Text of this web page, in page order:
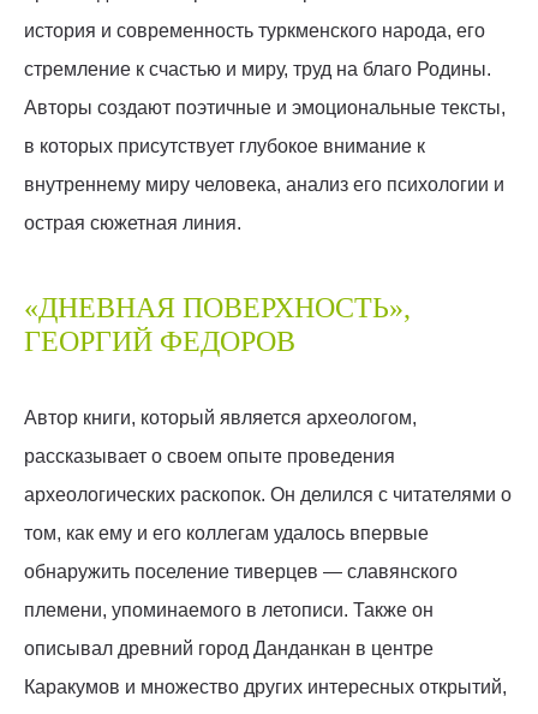
история и современность туркменского народа, его
стремление к счастью и миру, труд на благо Родины.
Авторы создают поэтичные и эмоциональные тексты,
в которых присутствует глубокое внимание к
внутреннему миру человека, анализ его психологии и
острая сюжетная линия.
«ДНЕВНАЯ ПОВЕРХНОСТЬ»,
ГЕОРГИЙ ФЕДОРОВ
Автор книги, который является археологом,
рассказывает о своем опыте проведения
археологических раскопок. Он делился с читателями о
том, как ему и его коллегам удалось впервые
обнаружить поселение тиверцев — славянского
племени, упоминаемого в летописи. Также он
описывал древний город Данданкан в центре
Каракумов и множество других интересных открытий,